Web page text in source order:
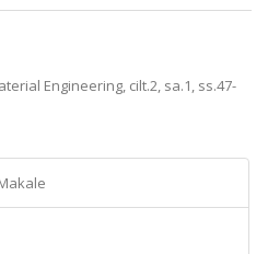
Engineering, cilt.2, sa.1, ss.47-